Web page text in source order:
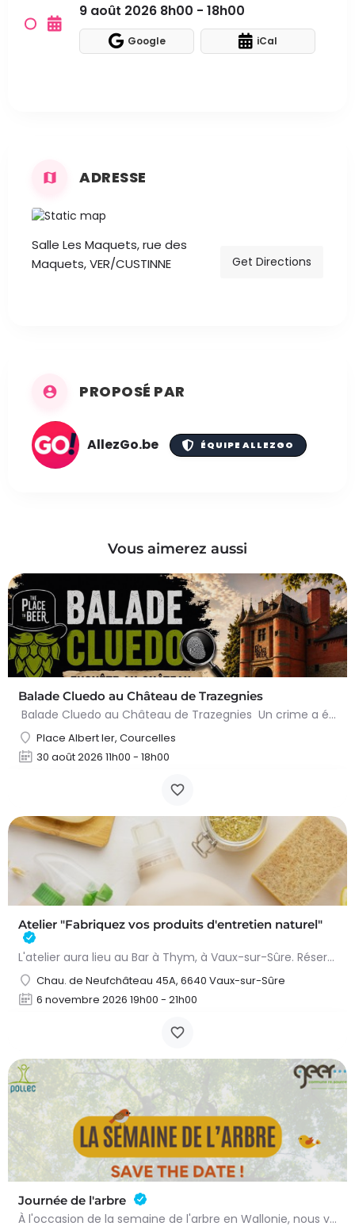
9 août 2026 8h00 - 18h00
Google iCal
ADRESSE
Salle Les Maquets, rue des
Maquets, VER/CUSTINNE
Get Directions
PROPOSÉ PAR
AllezGo.be ÉQUIPE ALLEZGO
Vous aimerez aussi
Balade Cluedo au Château de Trazegnies
Balade Cluedo au Château de Trazegnies Un crime a été commis au Château de Trazegnies… À vous de résoudre…
Place Albert Ier, Courcelles
30 août 2026 11h00 - 18h00
Atelier "Fabriquez vos produits d'entretien naturel"
L'atelier aura lieu au Bar à Thym, à Vaux-sur-Sûre. Réservation :
Chau. de Neufchâteau 45A, 6640 Vaux-sur-Sûre
6 novembre 2026 19h00 - 21h00
Journée de l'arbre
À l'occasion de la semaine de l'arbre en Wallonie, nous vous proposons l'annuelle distribution gratuite des…